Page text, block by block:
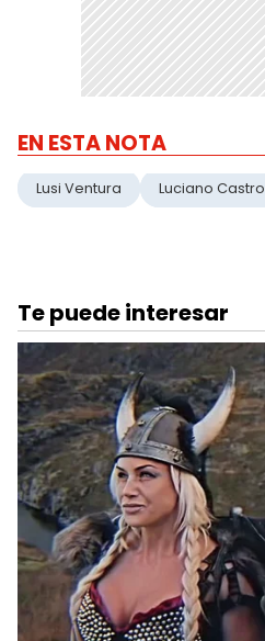
EN ESTA NOTA
Lusi Ventura Luciano Castro